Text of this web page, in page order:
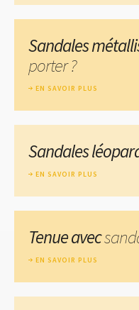
Sandales
porter ?
EN SAVOIR PLUS
Sandales
EN SAVOIR PLUS
Tenue avec
EN SAVOIR PLUS